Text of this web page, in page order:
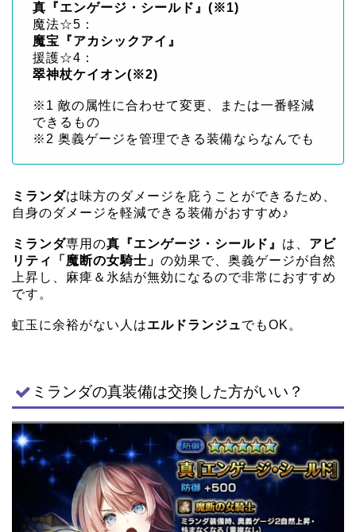
真『エンゲージ・シールド』(※1)
魔法☆5：
魔宝『アカシックアイ』
援護☆4：
翠神杖ケイオン(※2)
※1 敵の属性に合わせて変更、または一番軽減
できるもの
※2 奥義ゲージを管理できる装備ならなんでも
ミランダは味方のダメージを庇うことができるため、
自身のダメージを軽減できる装備がおすすめ♪
ミランダ専用の真『エンゲージ・シールド』 は、 アビ
リティ「魔断の女騎士」 の効果で、奥義ゲージが自然
上昇し、麻痺＆氷結が無効になるので非常におすすめ
です。
虹玉に余裕がない人はエルドランジュでもOK。
ミランダの真装備は交換した方がいい？